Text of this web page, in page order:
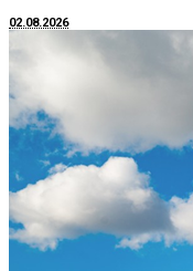
02.08.2026